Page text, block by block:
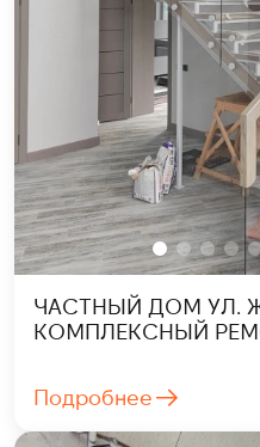
ЧАСТНЫЙ ДОМ УЛ.
КОМПЛЕКСНЫЙ
Подробнее